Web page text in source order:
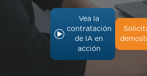
Vea la
contratación
de IA en
acción